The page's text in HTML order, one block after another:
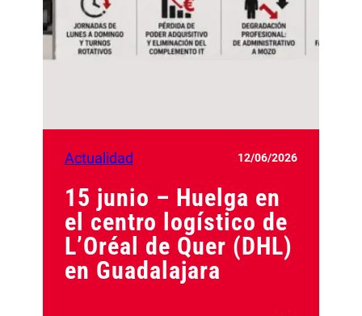
Actualidad 12/06/2026
15 junio – Huelga en
el centro logístico de
L’Oréal de Quer (DHL)
en Guadalajara